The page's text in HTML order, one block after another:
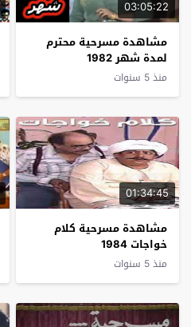
03:05:22
مشاهدة مسرحية محترم
لمدة شهر 1982
منذ 5 سنوات
01:34:45
مشاهدة مسرحية كلام
خواجات 1984
منذ 5 سنوات